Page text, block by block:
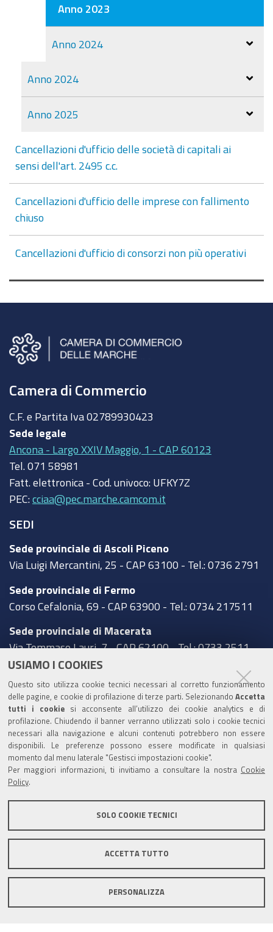
USIAMO I COOKIES
Questo sito utilizza cookie tecnici necessari al corretto funzionamento
delle pagine, e cookie di profilazione di terze parti. Selezionando Accetta
tutti i cookie si acconsente all’utilizzo dei cookie analytics e di
profilazione. Chiudendo il banner verranno utilizzati solo i cookie tecnici
necessari alla navigazione e alcuni contenuti potrebbero non essere
disponibili. Le preferenze possono essere modificate in qualsiasi
momento dal menu laterale "Gestisci impostazioni cookie".
Per maggiori informazioni, ti invitiamo a consultare la nostra Cookie
Policy
SOLO COOKIE TECNICI
ACCETTA TUTTO
PERSONALIZZA
Anno 2023
Anno 2024
Anno 2024
Anno 2025
Cancellazioni d'ufficio delle società di capitali ai
sensi dell'art. 2495 c.c.
Cancellazioni d'ufficio delle imprese con fallimento
chiuso
Cancellazioni d'ufficio di consorzi non più operativi
Camera di Commercio
C.F. e Partita Iva 02789930423
Sede legale
Ancona - Largo XXIV Maggio, 1 - CAP 60123
Tel. 071 58981
Fatt. elettronica - Cod. univoco: UFKY7Z
PEC: cciaa@pec.marche.camcom.it
SEDI
Sede provinciale di Ascoli Piceno
Via Luigi Mercantini, 25 - CAP 63100 - Tel.: 0736 2791
Sede provinciale di Fermo
Corso Cefalonia, 69 - CAP 63900 - Tel.: 0734 217511
Sede provinciale di Macerata
Via Tommaso Lauri, 7 - CAP 62100 - Tel.: 0733 2511
Sede provinciale di Pesaro Urbino
Corso XI Settembre, 116 - CAP 61121 - Tel.: 0721
3571
TRASPARENZA
Amministrazione trasparente
Statistiche Web del sito (fonte Web Analytics Italia)
Contatti
Dichiarazione di accessibilità
Area riservata
Statistiche Web del sito (fonte Web Analytics Italia)